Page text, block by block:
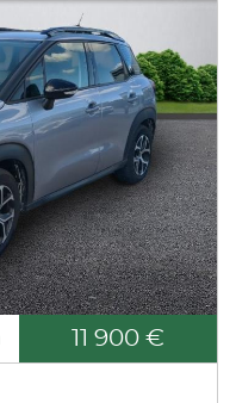
11 900 €